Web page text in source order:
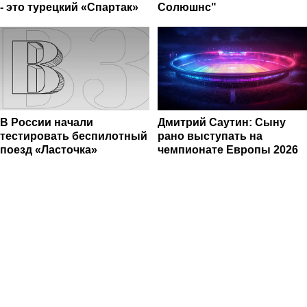
- это турецкий «Спартак»
Солюшнс"
В России начали
тестировать беспилотный
поезд «Ласточка»
Дмитрий Саутин: Сыну
рано выступать на
чемпионате Европы 2026